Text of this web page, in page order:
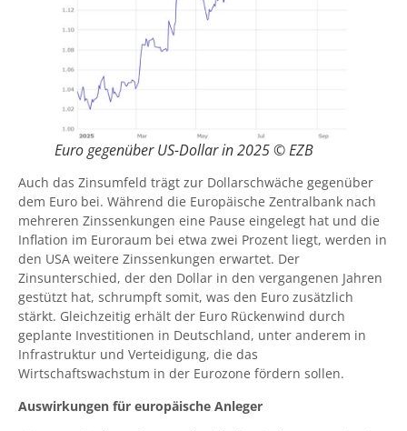
Euro gegenüber US-Dollar in 2025 © EZB
Auch das Zinsumfeld trägt zur Dollarschwäche gegenüber
dem Euro bei. Während die Europäische Zentralbank nach
mehreren Zinssenkungen eine Pause eingelegt hat und die
Inflation im Euroraum bei etwa zwei Prozent liegt, werden in
den USA weitere Zinssenkungen erwartet. Der
Zinsunterschied, der den Dollar in den vergangenen Jahren
gestützt hat, schrumpft somit, was den Euro zusätzlich
stärkt. Gleichzeitig erhält der Euro Rückenwind durch
geplante Investitionen in Deutschland, unter anderem in
Infrastruktur und Verteidigung, die das
Wirtschaftswachstum in der Eurozone fördern sollen.
Auswirkungen für europäische Anleger